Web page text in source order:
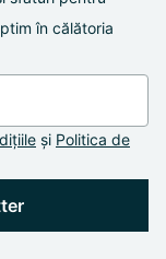
în călătoria
și Politica de